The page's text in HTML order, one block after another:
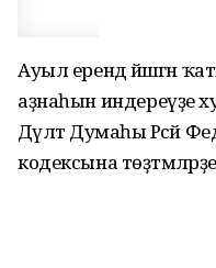
Ауыл ерендә йәшәгән
аҙнаһын индереүҙе
Дәүләт Думаһы Рәсәй
кодексына